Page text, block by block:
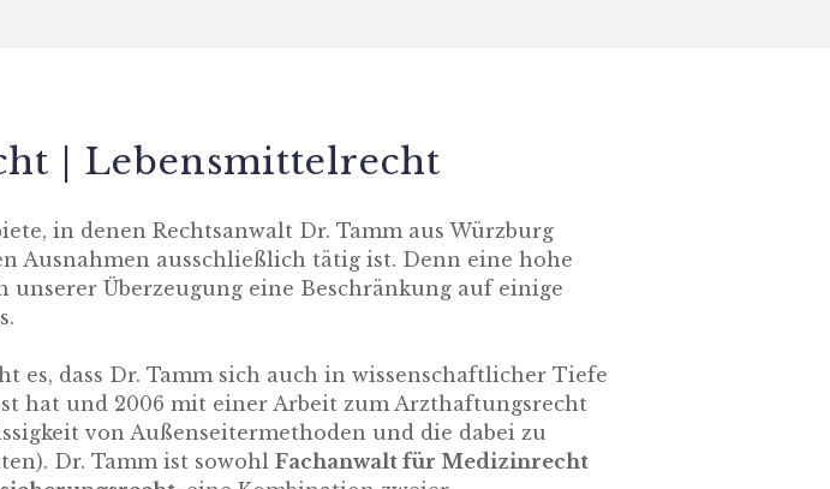
| Lebensmittelrecht
in denen Rechtsanwalt Dr. Tamm aus Würzburg
Ausnahmen ausschließlich tätig ist. Denn eine hohe
unserer Überzeugung eine Beschränkung auf einige
es, dass Dr. Tamm sich auch in wissenschaftlicher Tiefe
hat und 2006 mit einer Arbeit zum Arzthaftungsrecht
von Außenseitermethoden und die dabei zu
Dr. Tamm ist sowohl Fachanwalt für Medizinrecht